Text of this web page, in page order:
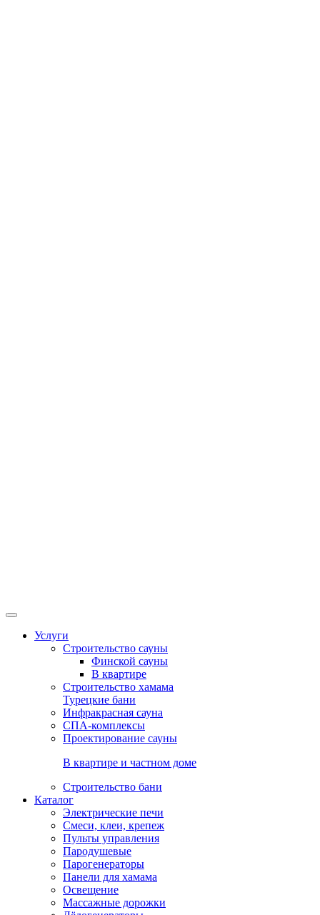
Услуги
Строительство сауны
Финской сауны
В квартире
Строительство хамама
Турецкие бани
Инфракрасная сауна
СПА-комплексы
Проектирование сауны
В квартире и частном доме
Строительство бани
Каталог
Электрические печи
Смеси, клеи, крепеж
Пульты управления
Пародушевые
Парогенераторы
Панели для хамама
Освещение
Массажные дорожки